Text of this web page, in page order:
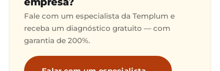
Fale com um especialista da Templum e
receba um diagnóstico gratuito — com
garantia de 200%.